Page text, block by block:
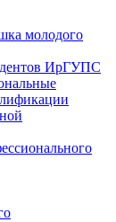
молодого
ИрГУПС